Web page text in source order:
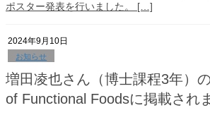
ポスター発表を行いました。 […]
2024年9月10日
お知らせ
増田凌也さん（博士課程3年）
of Functional Foodsに掲載され